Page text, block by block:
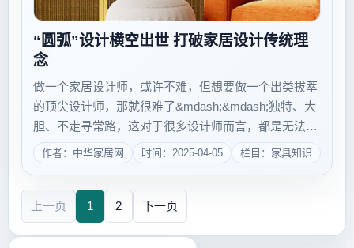
“圆弧”设计横空出世 打破家居设计传统理
念
做一个家居设计师，或许不难，但想要做一个出类拔萃
的顶尖设计师，那就很难了&mdash;&mdash;独特、大
胆、不走寻常路，这对于很多设计师而言，都是无法望
其项背的特点，也是与顶尖设计师之间存在的差距。唯
有打破常规的勇气，才有具有引领一季潮流的可能。而
作者：中华家居网 时间：2025-04-05 栏目：家具知识
上一页 1 2 下一页